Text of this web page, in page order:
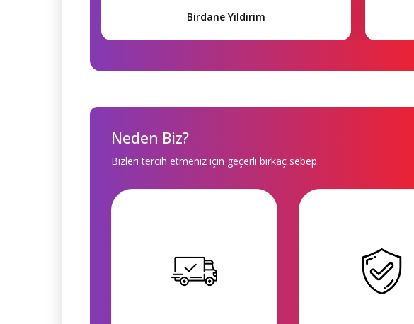
Birdane Yildirim
Neden Biz?
Bizleri tercih etmeniz için geçerli birkaç sebep.